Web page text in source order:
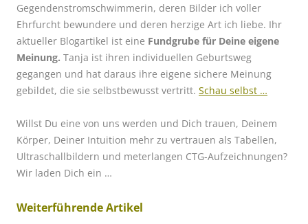
Gegendenstromschwimmerin, deren Bilder ich voller
Ehrfurcht bewundere und deren herzige Art ich liebe. Ihr
aktueller Blogartikel ist eine Fundgrube für Deine eigene
Meinung. Tanja ist ihren individuellen Geburtsweg
gegangen und hat daraus ihre eigene sichere Meinung
gebildet, die sie selbstbewusst vertritt. Schau selbst …
Willst Du eine von uns werden und Dich trauen, Deinem
Körper, Deiner Intuition mehr zu vertrauen als Tabellen,
Ultraschallbildern und meterlangen CTG-Aufzeichnungen?
Wir laden Dich ein …
Weiterführende Artikel